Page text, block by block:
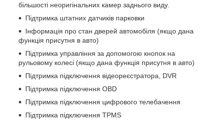
більшості неоригінальних камер заднього виду.
Підтримка штатних датчиків парковки
Інформація про стан дверей автомобіля (якщо дана
функція присутня в авто)
Підтримка управління за допомогою кнопок на
рульовому колесі (якщо дана функція присутня в авто)
Підтримка підключення відеореєстратора, DVR
Підтримка підключення OBD
Підтримка підключення цифрового телебачення
Підтримка підключення TPMS